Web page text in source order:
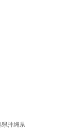
県沖縄県